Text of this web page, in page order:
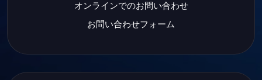
オンラインでのお問い合わせ
お問い合わせフォーム